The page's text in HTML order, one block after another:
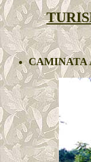
CAMINATA